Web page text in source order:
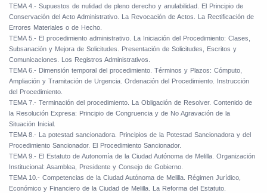
TEMA 4.- Supuestos de nulidad de pleno derecho y anulabilidad. El Principio de
Conservación del Acto Administrativo. La Revocación de Actos. La Rectificación de
Errores Materiales o de Hecho.
TEMA 5.- El procedimiento administrativo. La Iniciación del Procedimiento: Clases,
Subsanación y Mejora de Solicitudes. Presentación de Solicitudes, Escritos y
Comunicaciones. Los Registros Administrativos.
TEMA 6.- Dimensión temporal del procedimiento. Términos y Plazos: Cómputo,
Ampliación y Tramitación de Urgencia. Ordenación del Procedimiento. Instrucción
del Procedimiento.
TEMA 7.- Terminación del procedimiento. La Obligación de Resolver. Contenido de
la Resolución Expresa: Principio de Congruencia y de No Agravación de la
Situación Inicial.
TEMA 8.- La potestad sancionadora. Principios de la Potestad Sancionadora y del
Procedimiento Sancionador. El Procedimiento Sancionador.
TEMA 9.- El Estatuto de Autonomía de la Ciudad Autónoma de Melilla. Organización
Institucional: Asamblea, Presidente y Consejo de Gobierno.
TEMA 10.- Competencias de la Ciudad Autónoma de Melilla. Régimen Jurídico,
Económico y Financiero de la Ciudad de Melilla. La Reforma del Estatuto.